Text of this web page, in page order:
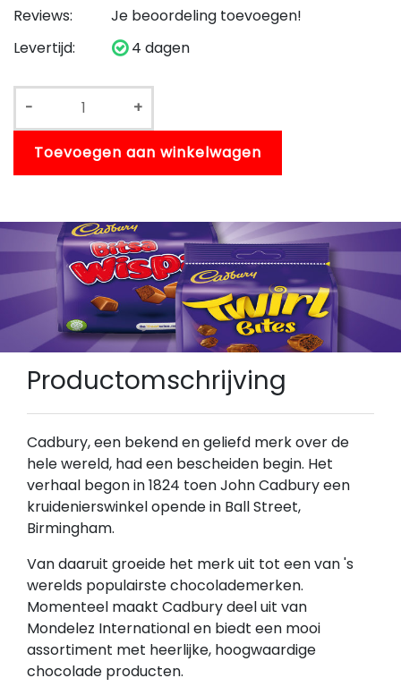
Reviews:
Je beoordeling toevoegen!
Levertijd:
4 dagen
- +
Toevoegen aan winkelwagen
Productomschrijving
Cadbury, een bekend en geliefd merk over de
hele wereld, had een bescheiden begin. Het
verhaal begon in 1824 toen John Cadbury een
kruidenierswinkel opende in Ball Street,
Birmingham.
Van daaruit groeide het merk uit tot een van 's
werelds populairste chocolademerken.
Momenteel maakt Cadbury deel uit van
Mondelez International en biedt een mooi
assortiment met heerlijke, hoogwaardige
chocolade producten.